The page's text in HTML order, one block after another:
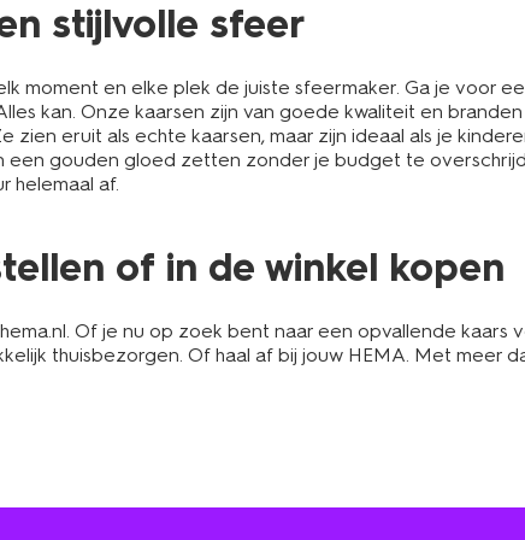
stijlvolle sfeer
moment en elke plek de juiste sfeermaker. Ga je voor
kan. Onze kaarsen zijn van goede kwaliteit en
zien eruit als echte kaarsen, maar zijn ideaal als je
een gouden gloed zetten zonder je budget te
helemaal af.
of in de winkel kopen
Of je nu op zoek bent naar een opvallende
thuisbezorgen. Of haal af bij jouw HEMA. Met meer